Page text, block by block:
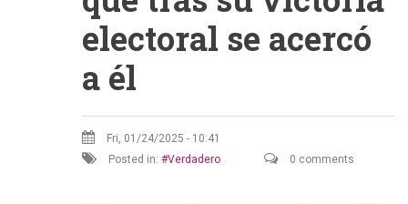
electoral se acercó
a él
Fri, 01/24/2025 - 10:41
Posted in:
Verdadero 0 comments